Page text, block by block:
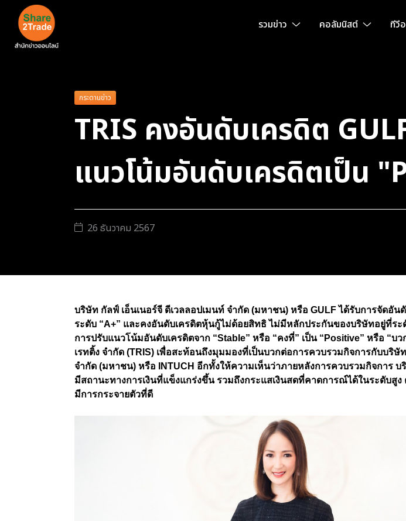
รวมข่าว คอลัมนิสต์ ทีวี
กระดานข่าว
TRIS คงอันดับเครดิต
แนวโน้มอันดับเครดิตเป็น
26 ธันวาคม 2567
บริษัท กัลฟ์ เอ็นเนอร์จี ดีเวลลอปเมนท์ จำกัด (มหาชน) หรือ GULF ได้รับการจัดอัน
ระดับ “A+” และคงอันดับเครดิตหุ้นกู้ไม่ด้อยสิทธิ ไม่มีหลักประกันของบริษัทอยู่ที่ระ
การปรับแนวโน้มอันดับเครดิตจาก “Stable” หรือ “คงที่” เป็น “Positive” หรือ “บ
เรทติ้ง จำกัด (TRIS) เพื่อสะท้อนถึงมุมมองที่เป็นบวกต่อการควบรวมกิจการกับบริ
จำกัด (มหาชน) หรือ INTUCH อีกทั้งให้ความเห็นว่าภายหลังการควบรวมกิจการ บ
มีสถานะทางการเงินที่แข็งแกร่งขึ้น รวมถึงกระแสเงินสดที่คาดการณ์ได้ในระดับสู
มีการกระจายตัวที่ดี